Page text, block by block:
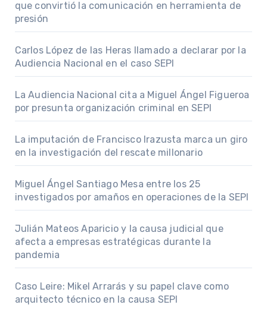
que convirtió la comunicación en herramienta de
presión
Carlos López de las Heras llamado a declarar por la
Audiencia Nacional en el caso SEPI
La Audiencia Nacional cita a Miguel Ángel Figueroa
por presunta organización criminal en SEPI
La imputación de Francisco Irazusta marca un giro
en la investigación del rescate millonario
Miguel Ángel Santiago Mesa entre los 25
investigados por amaños en operaciones de la SEPI
Julián Mateos Aparicio y la causa judicial que
afecta a empresas estratégicas durante la
pandemia
Caso Leire: Mikel Arrarás y su papel clave como
arquitecto técnico en la causa SEPI